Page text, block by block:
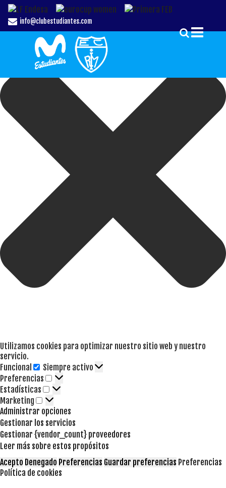
Gestionar el Consentimiento de las Cookies
Utilizamos cookies para optimizar nuestro sitio web y nuestro
servicio.
Funcional
Funcional
Siempre activo
Preferencias
Preferencias
Estadísticas Estadísticas
Marketing Marketing
Administrar opciones
Gestionar los servicios
Gestionar {vendor_count} proveedores
Leer más sobre estos propósitos
Acepto Denegado Preferencias Guardar preferencias Preferencias
Política de cookies
info@clubestudiantes.com